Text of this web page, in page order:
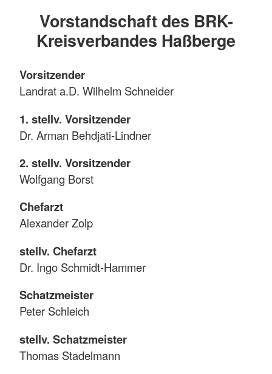
Vorstandschaft des BRK-
Kreisverbandes Haßberge
Vorsitzender
Landrat a.D. Wilhelm Schneider
1. stellv. Vorsitzender
Dr. Arman Behdjati-Lindner
2. stellv. Vorsitzender
Wolfgang Borst
Chefarzt
Alexander Zolp
stellv. Chefarzt
Dr. Ingo Schmidt-Hammer
Schatzmeister
Peter Schleich
stellv. Schatzmeister
Thomas Stadelmann